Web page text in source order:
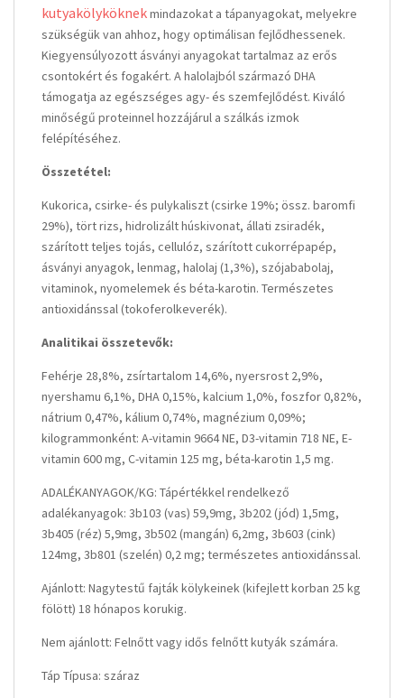
kutyakölyköknekmindazokat a tápanyagokat, melyekre
szükségük van ahhoz, hogy optimálisan fejlődhessenek.
Kiegyensúlyozott ásványi anyagokat tartalmaz az erős
csontokért és fogakért. A halolajból származó DHA
támogatja az egészséges agy- és szemfejlődést. Kiváló
minőségű proteinnel hozzájárul a szálkás izmok
felépítéséhez.
Összetétel:
Kukorica, csirke- és pulykaliszt (csirke 19%; össz. baromfi
29%), tört rizs, hidrolizált húskivonat, állati zsiradék,
szárított teljes tojás, cellulóz, szárított cukorrépapép,
ásványi anyagok, lenmag, halolaj (1,3%), szójababolaj,
vitaminok, nyomelemek és béta-karotin. Természetes
antioxidánssal (tokoferolkeverék).
Analitikai összetevők:
Fehérje 28,8%, zsírtartalom 14,6%, nyersrost 2,9%,
nyershamu 6,1%, DHA 0,15%, kalcium 1,0%, foszfor 0,82%,
nátrium 0,47%, kálium 0,74%, magnézium 0,09%;
kilogrammonként: A-vitamin 9664 NE, D3-vitamin 718 NE, E-
vitamin 600 mg, C-vitamin 125 mg, béta-karotin 1,5 mg.
ADALÉKANYAGOK/KG: Tápértékkel rendelkező
adalékanyagok: 3b103 (vas) 59,9mg, 3b202 (jód) 1,5mg,
3b405 (réz) 5,9mg, 3b502 (mangán) 6,2mg, 3b603 (cink)
124mg, 3b801 (szelén) 0,2 mg; természetes antioxidánssal.
Ajánlott: Nagytestű fajták kölykeinek (kifejlett korban 25 kg
fölött) 18 hónapos korukig.
Nem ajánlott: Felnőtt vagy idős felnőtt kutyák számára.
Táp Típusa: száraz